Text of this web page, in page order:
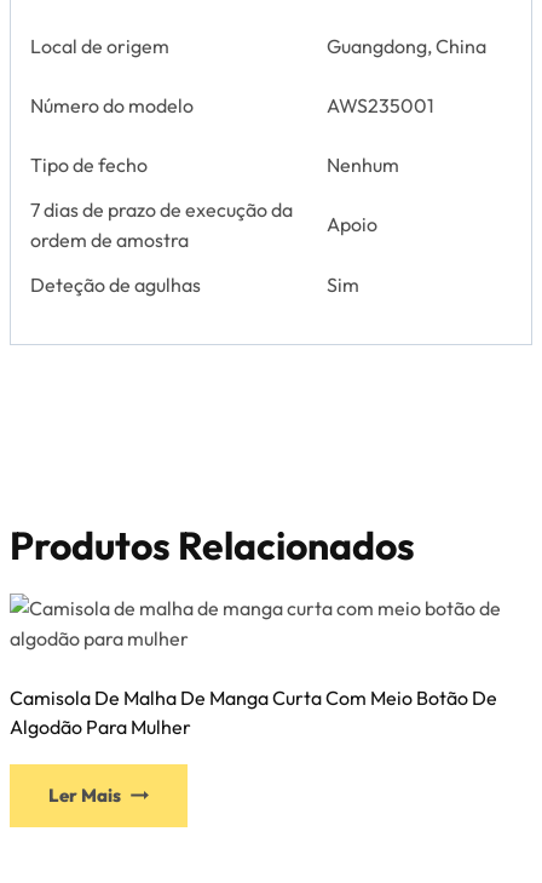
Local de origem Guangdong, China
Número do modelo AWS235001
Tipo de fecho
Nenhum
7 dias de prazo de execução da
ordem de amostra
Apoio
Deteção de agulhas Sim
Produtos Relacionados
Camisola De Malha De Manga Curta Com Meio Botão De
Algodão Para Mulher
Ler Mais